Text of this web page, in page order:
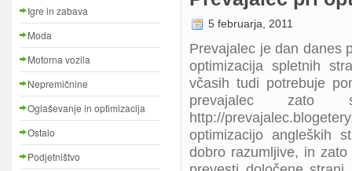
Igre in zabava
Moda
Motorna vozila
Nepremičnine
Oglaševanje in optimizacija
Ostalo
Podjetništvo
5 februarja, 2011
Prevajalec je dan danes
optimizacija spletnih
včasih tudi potrebuje
prevajalec zato
http://
optimizacijo angleških
dobro razumljive, in